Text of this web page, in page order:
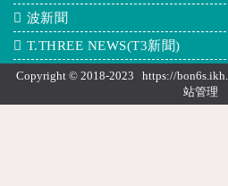
波新聞
T.THREE NEWS(T3新聞)
Copyright © 2018-2023 https://
站管理